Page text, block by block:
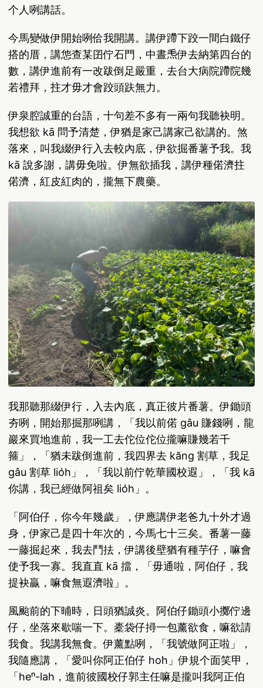
个人咧講話。
今馬變做伊開始咧佮我開講。講伊蹛下跤一間白鐵仔
搭的厝，講怹查某囝佇石門，中晝𤆬伊去納第四台的
數，講伊進前有一改跋倒足嚴重，去台大病院蹛院幾
若禮拜，拄才毋才會跤頭趺無力。
伊泉腔誠重的台語，十句差不多有一兩句我聽袂明。
我想欲 kā 問予清楚，伊猶是家己講家己欲講的。煞
落來，叫我綴伊行入去較內底，伊欲掘番薯予我。我
kā 說多謝，講毋免啦。伊無欲插我，講伊種偌濟拄
偌濟，紅皮紅肉的，攏無下農藥。
我那聽那綴伊行，入去內底，真正彼片番薯。伊鋤頭
夯咧，開始那掘那咧講，「我以前偌 gâu 賺錢咧，龍
巖來買地進前，我一工去佗位佗位攏嘛賺幾若千
箍」，「猶未跋倒進前，我四界去 kăng 割草，我足
gâu 割草 lio̍h」，「我以前佇乾華國校遐」，「我 kā
你講，我已經做阿祖矣 lio̍h」。
「阿伯仔，你今年幾歲」，伊應講伊老爸九十外才過
身，伊家己是四十年次的，今馬七十三矣。番薯一藤
一藤掘起來，我去鬥抾，伊講後壁猶有種芋仔，嘛會
使予我一寡。我直直 kā 擋，「毋通啦，阿伯仔，我
提袂贏，嘛食無遐濟啦」。
風颱前的下晡時，日頭猶誠炎。阿伯仔鋤頭小擲佇邊
仔，坐落來歇喘一下。橐袋仔撏一包薰欲食，嘛欲請
我食。我講我無食。伊薰點咧，「我號做阿正啦」，
我隨應講，「愛叫你阿正伯仔 ho͘h」伊規个面笑甲，
「heⁿ-lah，進前彼國校仔郭主任嘛是攏叫我阿正伯